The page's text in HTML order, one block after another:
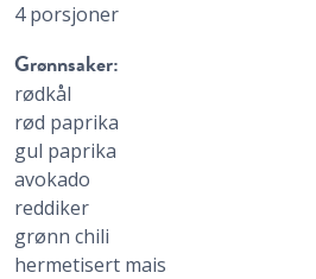
4 porsjoner
Grønnsaker:
rødkål
rød paprika
gul paprika
avokado
reddiker
grønn chili
hermetisert mais